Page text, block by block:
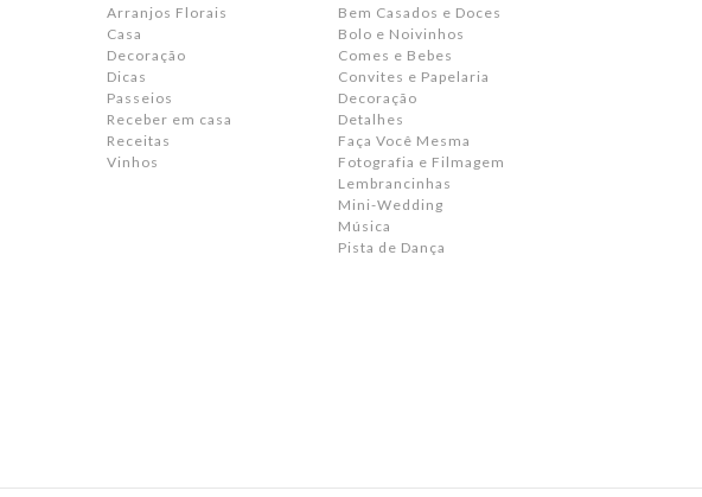
Arranjos Florais
Casa
Decoração
Dicas
Passeios
Receber em casa
Receitas
Vinhos
Bem Casados e Doces
Bolo e Noivinhos
Comes e Bebes
Convites e Papelaria
Decoração
Detalhes
Faça Você Mesma
Fotografia e Filmagem
Lembrancinhas
Mini-Wedding
Música
Pista de Dança